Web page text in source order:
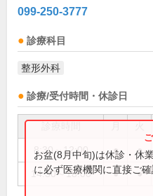
099-250-3777
診療科目
整形外科
診療/受付時間・休診日
8:30～12:00 ● ●
14:30～18:00 ● ●
お盆(8月中旬)は休診・休
に必ず医療機関に直接ご確